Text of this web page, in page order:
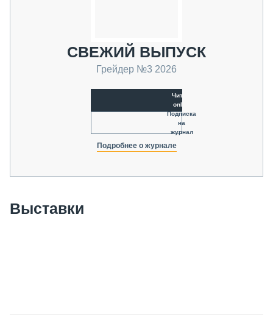
СВЕЖИЙ ВЫПУСК
Грейдер №3 2026
Читать
online
Подписка
на
журнал
Подробнее о журнале
Выставки